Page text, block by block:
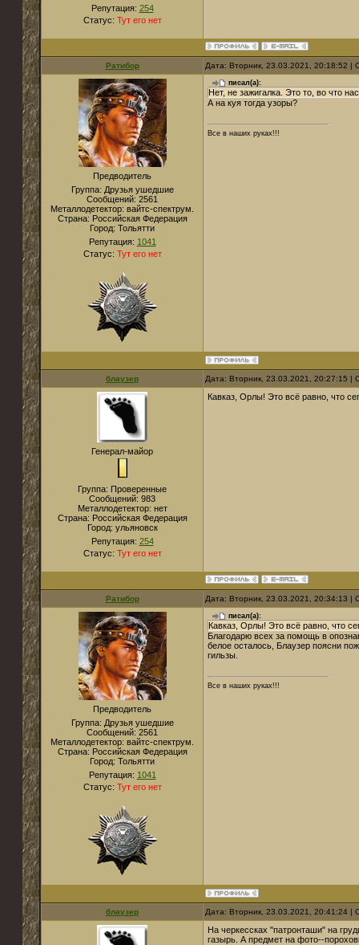
Репутация: 254
Статус: Тут его нет
Ратибор Дата: Вторник, 23.03.2021, 20:18:52
Предводитель
Группа: Друзья ушедшие
Сообщений: 2561
Металлодетектор: вайтс-спектрум.
Страна: Российская Федерация
Город: Тольятти
Репутация: 1041
Статус: Тут его нет
писал(а):
Нет, не зажигалка. Это то, во что
А на куя тогда узоры?
Все в наших руках!!!
блаузер Дата: Вторник, 23.03.2021, 20:27:15
Генерал-майор
Группа: Проверенные
Сообщений: 983
Металлодетектор: нет
Страна: Российская Федерация
Город: ульяновск
Репутация: 254
Статус: Тут его нет
Кавказ, Орлы! Это всё равно, что
Ратибор Дата: Вторник, 23.03.2021, 20:34:13
Предводитель
Группа: Друзья ушедшие
Сообщений: 2561
Металлодетектор: вайтс-спектрум.
Страна: Российская Федерация
Город: Тольятти
Репутация: 1041
Статус: Тут его нет
писал(а):
Кавказ, Орлы! Это всё равно, что
Благодарю всех за помощь в
белое осталось, Блаузер поясни
гильзы.
Все в наших руках!!!
блаузер Дата: Вторник, 23.03.2021, 20:41:24
На черкессках "патронташи" на
газырь. А предмет на фото--